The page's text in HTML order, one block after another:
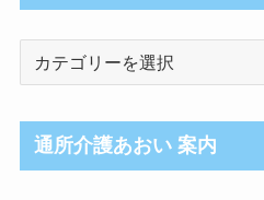
ロ
グ
通所介護あおい 案内